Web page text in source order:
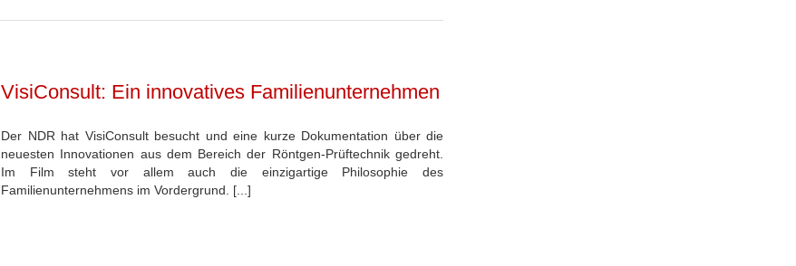
VisiConsult: Ein innovatives Familienunternehmen
Der NDR hat VisiConsult besucht und eine kurze Dokumentation über die
neuesten Innovationen aus dem Bereich der Röntgen-Prüftechnik gedreht.
Im Film steht vor allem auch die einzigartige Philosophie des
Familienunternehmens im Vordergrund. [...]